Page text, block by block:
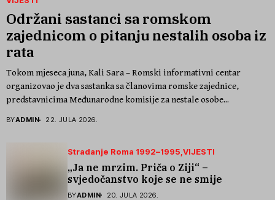
Održani sastanci sa romskom
zajednicom o pitanju nestalih osoba iz
rata
Tokom mjeseca juna, Kali Sara – Romski informativni centar
organizovao je dva sastanka sa članovima romske zajednice,
predstavnicima Međunarodne komisije za nestale osobe...
BYADMIN 22. JULA 2026.
Stradanje Roma 1992–1995 VIJESTI
„Ja ne mrzim. Priča o Ziji“ –
svjedočanstvo koje se ne smije
zaboraviti
BYADMIN 20. JULA 2026.